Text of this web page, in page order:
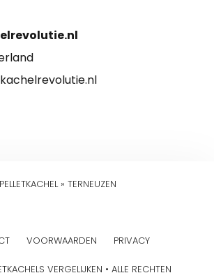
PELLETKACHEL» TERNEUZEN
VOORWAARDEN PRIVACY
VERGELIJKEN • ALLE RECHTEN